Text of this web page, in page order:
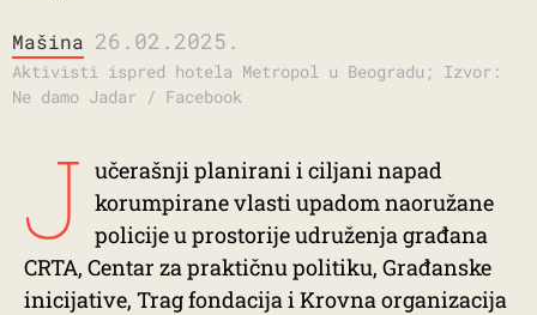
Mašina 26.02.2025.
Aktivisti ispred hotela Metropol u Beogradu; Izvor:
Ne damo Jadar / Facebook
J učerašnji planirani i ciljani napad
korumpirane vlasti upadom naoružane
policije u prostorije udruženja građana
CRTA, Centar za praktičnu politiku, Građanske
inicijative, Trag fondacija i Krovna organizacija